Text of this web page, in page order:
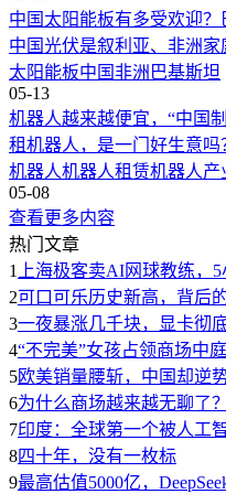
中国太阳能板有多受欢迎
中国光伏是叙利亚、非洲家
太阳能板中国非洲 巴基斯坦
05-13
机器人越来越便宜，“中国
租机器人，是一门好生意吗
机器人机器人租赁机器人产
05-08
查看更多内容
热门文章
1
上海极客卖AI网球教练，
2可口可乐历史新高，背后
3一夜暴涨几千块，显卡彻
4“不完美”女孩占领商场中
5欧美销量腰斩，中国却逆
6为什么商场越来越无聊了？
7印度：全球第一个被人工
8四十年，没有一枚标
9最高估值5000亿，